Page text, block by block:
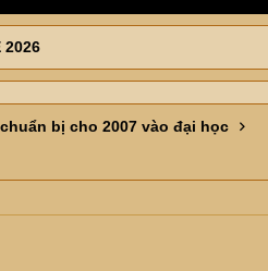
2026
bị cho 2007 vào đại học